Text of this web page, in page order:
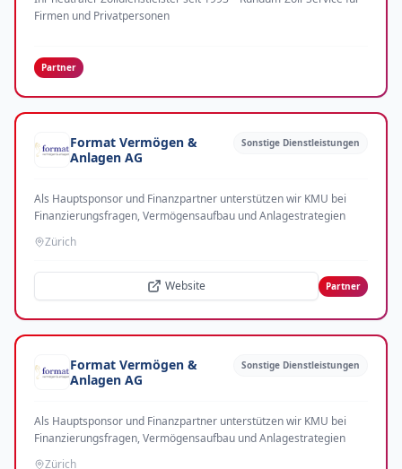
Firmen und Privatpersonen
Partner
Format Vermögen &
Anlagen AG
Sonstige Dienstleistungen
Als Hauptsponsor und Finanzpartner unterstützen wir KMU bei
Finanzierungsfragen, Vermögensaufbau und Anlagestrategien
Zürich
Website Partner
Format Vermögen &
Anlagen AG
Sonstige Dienstleistungen
Als Hauptsponsor und Finanzpartner unterstützen wir KMU bei
Finanzierungsfragen, Vermögensaufbau und Anlagestrategien
Zürich